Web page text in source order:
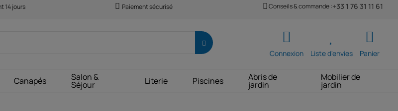
14 jours Paiement sécurisé Conseils & commande :+33 1 76 31 11 61
Connexion Liste d'envies Panier
Canapés Salon &
Séjour Literie Piscines Abris de
jardin
Mobilier de
jardin